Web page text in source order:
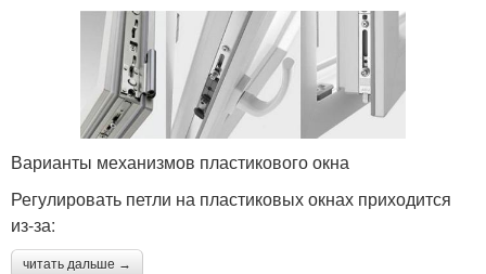
Варианты механизмов пластикового окна
Регулировать петли на пластиковых окнах приходится
из-за:
читать дальше →